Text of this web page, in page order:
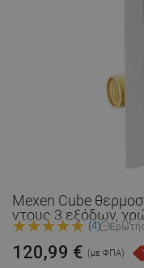
Mexen Cube
ντους 3 εξόδων,
(4)
120,99 € (με ΦΠΑ)